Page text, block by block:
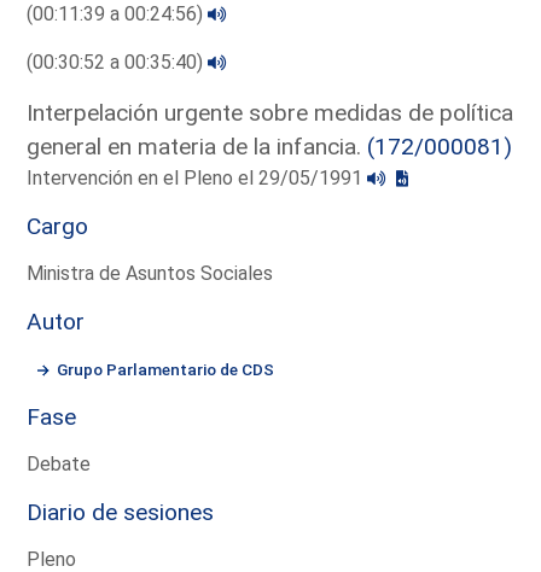
(00:11:39 a 00:24:56)
(00:30:52 a 00:35:40)
Interpelación urgente sobre medidas de política
general en materia de la infancia. (172/000081)
Intervención en el Pleno el 29/05/1991
Cargo
Ministra de Asuntos Sociales
Autor
Grupo Parlamentario de CDS
Fase
Debate
Diario de sesiones
Pleno